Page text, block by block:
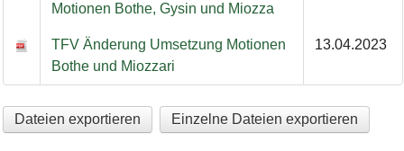
Motionen Bothe, Gysin und Miozza
TFV Änderung Umsetzung Motionen
Bothe und Miozzari
13.04.2023
Dateien exportieren Einzelne Dateien exportieren